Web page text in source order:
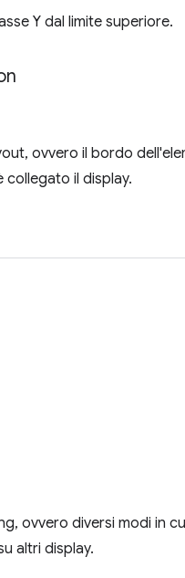
Y dal limite superiore.
ovvero il bordo
collegato il display.
ovvero diversi modi in
altri display.